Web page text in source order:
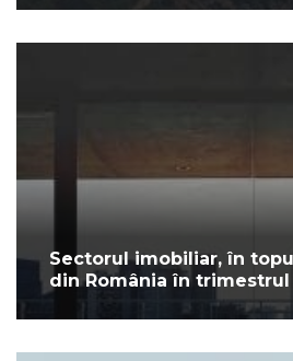
Sectorul imobiliar, în
din România în